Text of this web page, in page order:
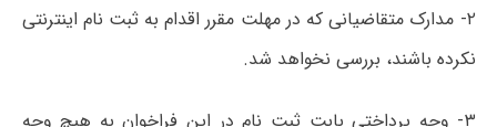
۲- مدارک متقاضیانی که در مهلت مقرر اقدام به ثبت نام اینترنتی
نکرده باشند، بررسی نخواهد شد.
۳- وجه پرداختی بابت ثبت نام در این فراخوان به هیچ وجه